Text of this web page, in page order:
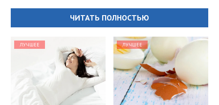
ЧИТАТЬ ПОЛНОСТЬЮ
ЛУЧШЕЕ ЛУЧШЕЕ